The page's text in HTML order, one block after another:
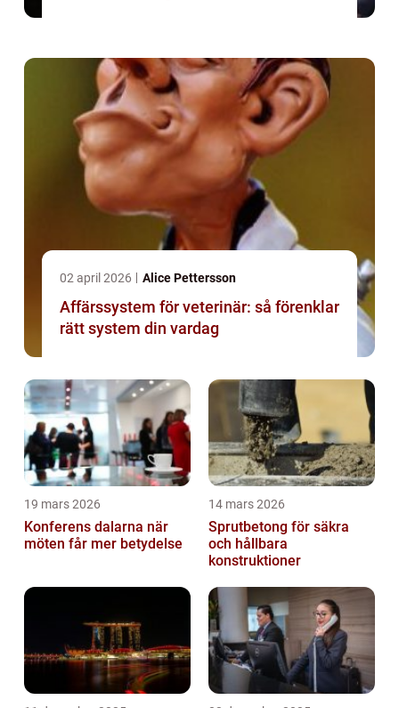
02 april 2026 Alice Pettersson
Affärssystem för veterinär: så förenklar
rätt system din vardag
19 mars 2026
Konferens dalarna när
möten får mer betydelse
14 mars 2026
Sprutbetong för säkra
och hållbara
konstruktioner